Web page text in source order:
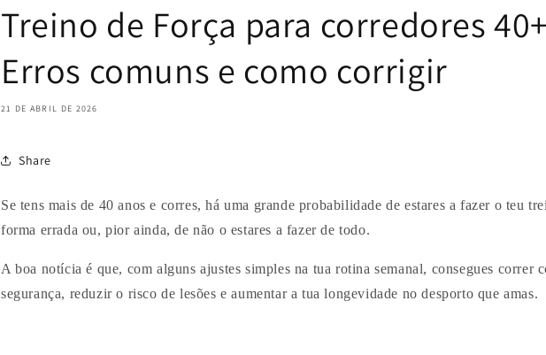
Treino de Força para corredores
Erros comuns e como corrigir
21 DE ABRIL DE 2026
Share
Se tens mais de 40 anos e corres, há uma grande probabilidade de estares a fazer o teu
forma errada ou, pior ainda, de não o estares a fazer de todo.
A boa notícia é que, com alguns ajustes simples na tua rotina semanal, consegues correr
segurança, reduzir o risco de lesões e aumentar a tua longevidade no desporto que amas.